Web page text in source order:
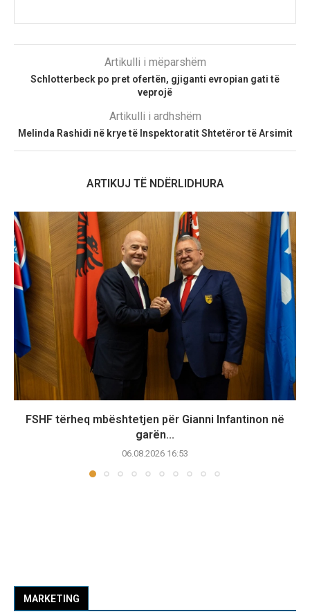
Artikulli i mëparshëm
Schlotterbeck po pret ofertën, gjiganti evropian gati të
veprojë
Artikulli i ardhshëm
Melinda Rashidi në krye të Inspektoratit Shtetëror të Arsimit
ARTIKUJ TË NDËRLIDHURA
FSHF tërheq mbështetjen për Gianni Infantinon në
garën...
06.08.2026 16:53
MARKETING